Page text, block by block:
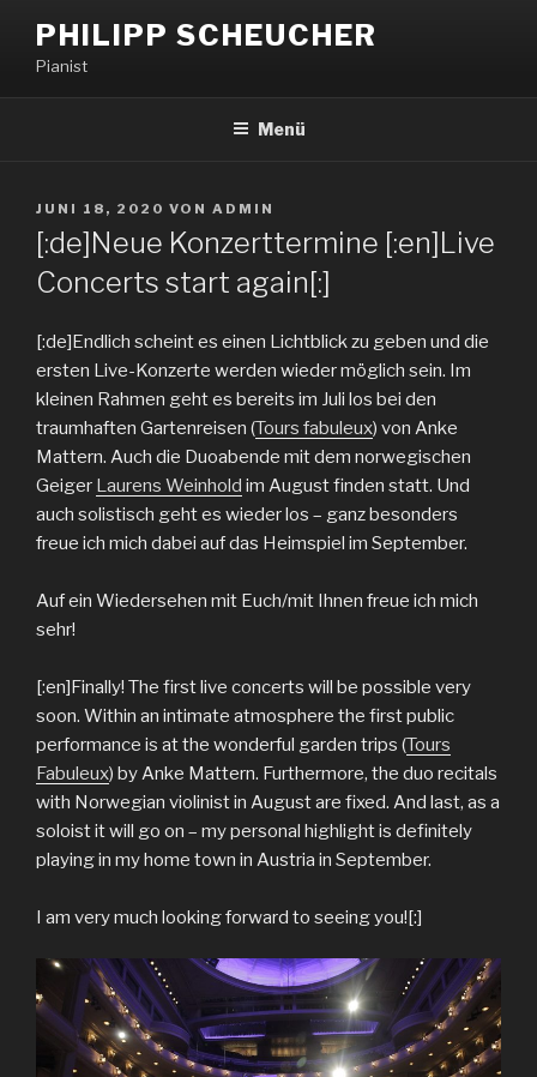
PHILIPP SCHEUCHER
Pianist
Menü
JUNI 18, 2020 VON ADMIN
[:de]Neue Konzerttermine [:en]Live
Concerts start again[:]
[:de]Endlich scheint es einen Lichtblick zu geben und die
ersten Live-Konzerte werden wieder möglich sein. Im
kleinen Rahmen geht es bereits im Juli los bei den
traumhaften Gartenreisen (Tours fabuleux) von Anke
Mattern. Auch die Duoabende mit dem norwegischen
Geiger Laurens Weinhold im August finden statt. Und
auch solistisch geht es wieder los – ganz besonders
freue ich mich dabei auf das Heimspiel im September.
Auf ein Wiedersehen mit Euch/mit Ihnen freue ich mich
sehr!
[:en]Finally! The first live concerts will be possible very
soon. Within an intimate atmosphere the first public
performance is at the wonderful garden trips (Tours
Fabuleux) by Anke Mattern. Furthermore, the duo recitals
with Norwegian violinist in August are fixed. And last, as a
soloist it will go on – my personal highlight is definitely
playing in my home town in Austria in September.
I am very much looking forward to seeing you![:]